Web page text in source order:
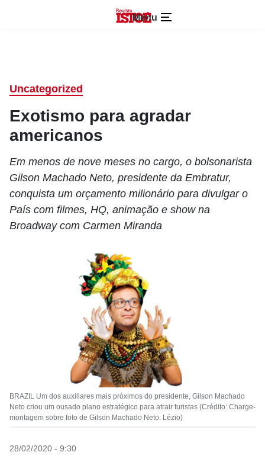
Menu
Uncategorized
Exotismo para agradar
americanos
Em menos de nove meses no cargo, o bolsonarista
Gilson Machado Neto, presidente da Embratur,
conquista um orçamento milionário para divulgar o
País com filmes, HQ, animação e show na
Broadway com Carmen Miranda
BRAZIL Um dos auxiliares mais próximos do presidente, Gilson Machado
Neto criou um ousado plano estratégico para atrair turistas (Crédito: Charge-
montagem sobre foto de Gilson Machado Neto: Lézio)
28/02/2020 - 9:30